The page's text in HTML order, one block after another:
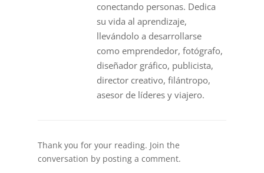
conectando personas. Dedica
su vida al aprendizaje,
llevándolo a desarrollarse
como emprendedor, fotógrafo,
diseñador gráfico, publicista,
director creativo, filántropo,
asesor de líderes y viajero.
Thank you for your reading. Join the
conversation by posting a comment.